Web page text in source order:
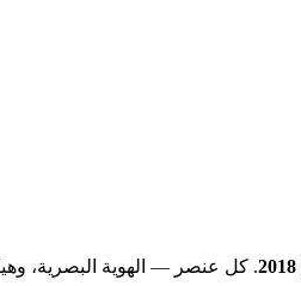
2018. كل عنصر — الهوية البصرية،